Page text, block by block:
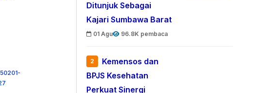
Ditunjuk Sebagai
Kajari Sumbawa Barat
01 Agu 96.8K pembaca
2
Kemensos dan
BPJS Kesehatan
Perkuat Sinergi